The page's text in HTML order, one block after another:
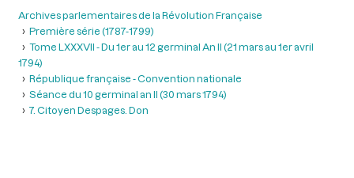
Archives parlementaires de la Révolution Française
Première série (1787-1799)
Tome LXXXVII - Du 1er au 12 germinal An II (21 mars au 1er avril
1794)
République française - Convention nationale
Séance du 10 germinal an II (30 mars 1794)
7. Citoyen Despages. Don